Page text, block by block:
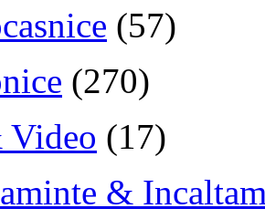
(57)
(270)
(17)
&